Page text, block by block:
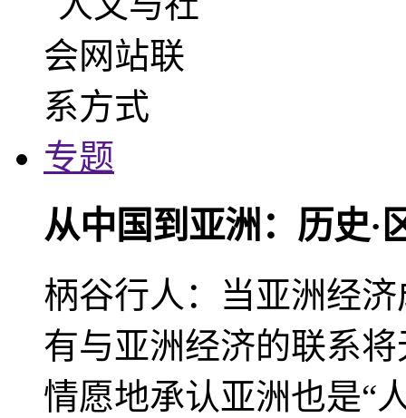
专题
从中国到亚洲：历史·
柄谷行人：当亚洲经
有与亚洲经济的联系
情愿地承认亚洲也是“